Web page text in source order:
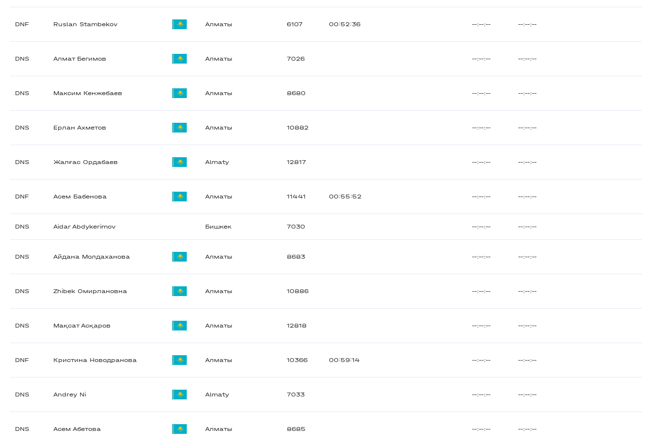
DNF Ruslan Stambekov Алматы 6107 00:52:36 --:--:-- --:--:--
DNS Алмат Бегимов Алматы 7026 --:--:-- --:--:--
DNS Максим Кенжебаев Алматы 8680 --:--:-- --:--:--
DNS Ерлан Ахметов Алматы 10882 --:--:-- --:--:--
DNS Жалғас Ордабаев Almaty 12817 --:--:-- --:--:--
DNF Асем Бабенова Алматы 11441 00:55:52 --:--:-- --:--:--
DNS Aidar Abdykerimov Бишкек 7030 --:--:-- --:--:--
DNS Айдана Молдаханова Алматы 8683 --:--:-- --:--:--
DNS Zhibek Омирлановна Алматы 10886 --:--:-- --:--:--
DNS Мақсат Асқаров Алматы 12818 --:--:-- --:--:--
DNF Кристина Новодранова Алматы 10366 00:59:14 --:--:-- --:--:--
DNS Andrey Ni Almaty 7033 --:--:-- --:--:--
DNS Асем Абетова Алматы 8685 --:--:-- --:--:--